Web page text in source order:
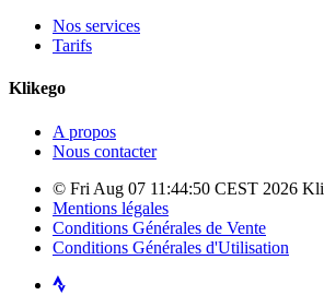
Nos services
Tarifs
Klikego
A propos
Nous contacter
© Fri Aug 07 11:44:50 CEST 2026
Mentions légales
Conditions Générales de Vente
Conditions Générales d'Utilisation
Strava